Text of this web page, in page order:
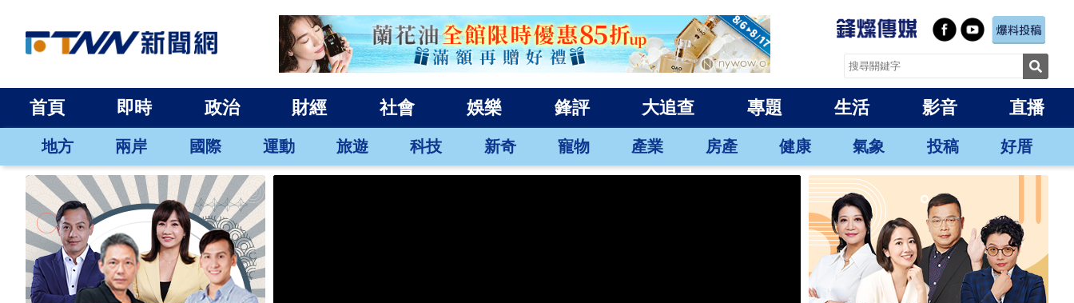
首頁 即時 政治 財經 社會 娛樂 鋒評 大追查 專題 生活 影音 直播
地方 兩岸 國際 運動 旅遊 科技 新奇 寵物 產業 房產 健康 氣象 投稿 好厝